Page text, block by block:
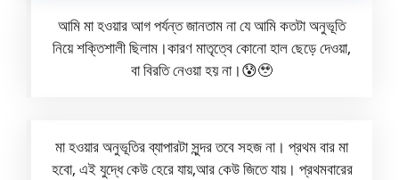
আমি মা হওয়ার আগ পর্যন্ত জানতাম না যে আমি কতটা অনুভূতি
নিয়ে শক্তিশালী ছিলাম।কারণ মাতৃত্বে কোনো হাল ছেড়ে দেওয়া,
বা বিরতি নেওয়া হয় না।😰🥹
মা হওয়ার অনুভূতির ব্যাপারটা সুন্দর তবে সহজ না। প্রথম বার মা
হবো, এই যুদ্ধে কেউ হেরে যায়,আর কেউ জিতে যায়। প্রথমবারের